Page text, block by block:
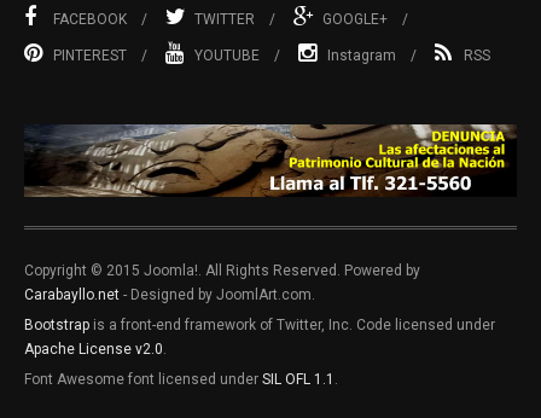
FACEBOOK TWITTER GOOGLE+
PINTEREST YOUTUBE Instagram RSS
Copyright © 2015 Joomla!. All Rights Reserved. Powered by
Carabayllo.net - Designed by JoomlArt.com.
Bootstrap is a front-end framework of Twitter, Inc. Code licensed under
Apache License v2.0.
Font Awesome font licensed under SIL OFL 1.1 .